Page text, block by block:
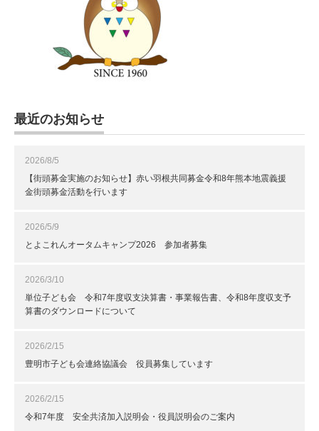
最近のお知らせ
2026/8/5
【街頭募金実施のお知らせ】赤い羽根共同募金令和8年熊本地震義援
金街頭募金活動を行います
2026/5/9
とよこれんオータムキャンプ2026 参加者募集
2026/3/10
単位子ども会 令和7年度収支決算書・事業報告書、令和8年度収支予
算書のダウンロードについて
2026/2/15
豊明市子ども会連絡協議会 役員募集しています
2026/2/15
令和7年度 安全共済加入説明会・役員説明会のご案内